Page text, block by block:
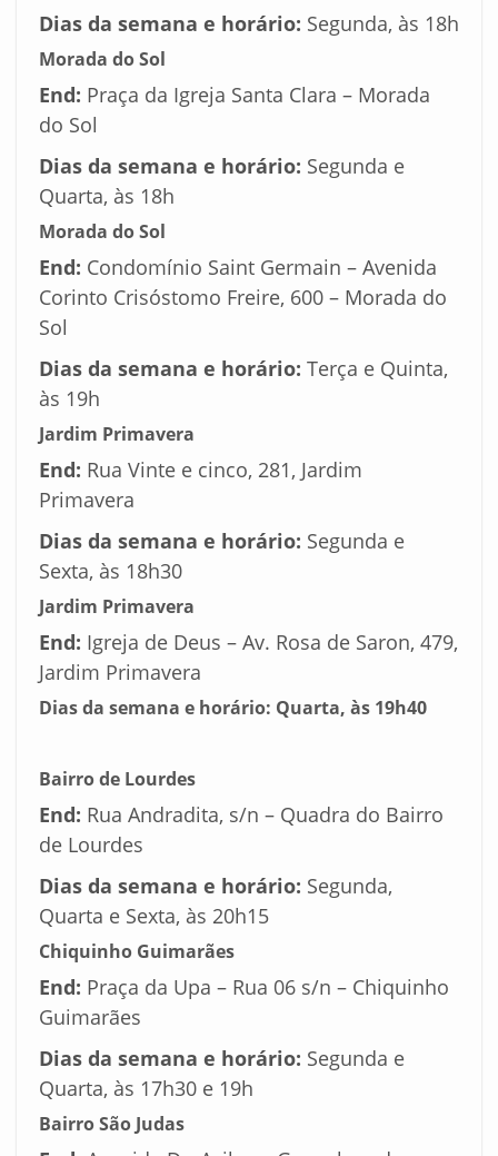
Dias da semana e horário: Segunda, às 18h
Morada do Sol
End: Praça da Igreja Santa Clara – Morada
do Sol
Dias da semana e horário: Segunda e
Quarta, às 18h
Morada do Sol
End: Condomínio Saint Germain – Avenida
Corinto Crisóstomo Freire, 600 – Morada do
Sol
Dias da semana e horário: Terça e Quinta,
às 19h
Jardim Primavera
End: Rua Vinte e cinco, 281, Jardim
Primavera
Dias da semana e horário: Segunda e
Sexta, às 18h30
Jardim Primavera
End: Igreja de Deus – Av. Rosa de Saron, 479,
Jardim Primavera
Dias da semana e horário: Quarta, às 19h40
Bairro de Lourdes
End: Rua Andradita, s/n – Quadra do Bairro
de Lourdes
Dias da semana e horário: Segunda,
Quarta e Sexta, às 20h15
Chiquinho Guimarães
End: Praça da Upa – Rua 06 s/n – Chiquinho
Guimarães
Dias da semana e horário: Segunda e
Quarta, às 17h30 e 19h
Bairro São Judas